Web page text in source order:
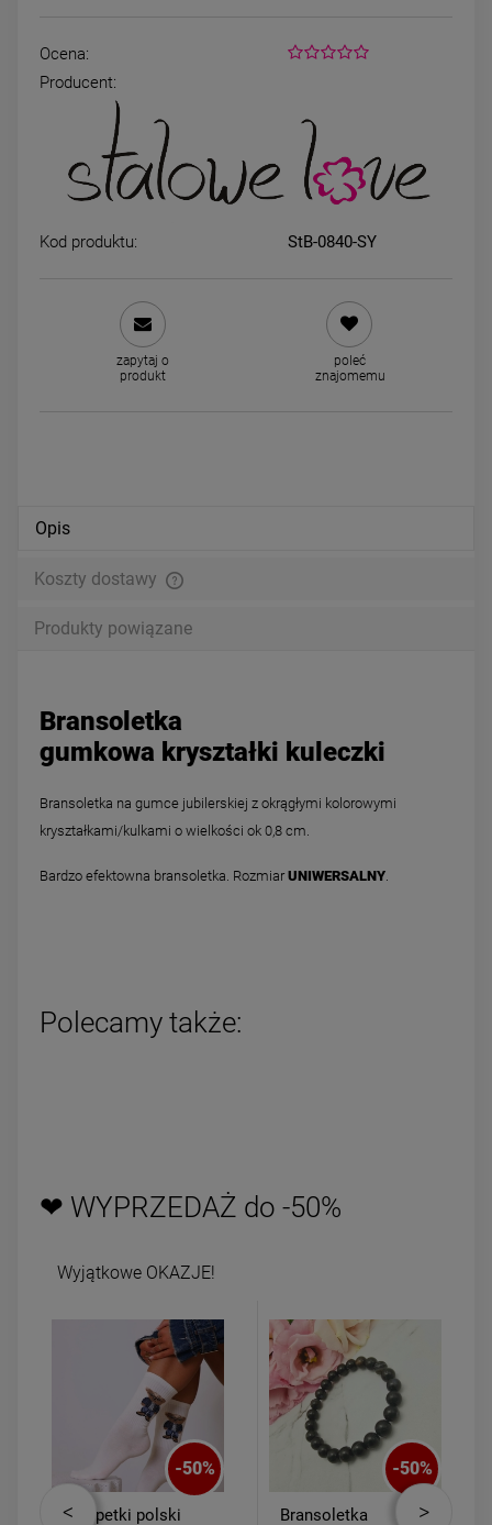
kamienie naturalne
gumkowa HEMATYT AGAT
czarna
49,00 zł
Kolczyki STAL
kryształki czerwone 0,4
24,00 zł
Ocena:
Producent:
Kod produktu: StB-0840-SY
zapytaj o
produkt
poleć
znajomemu
Opis
Koszty dostawy
Produkty powiązane
Bransoletka
gumkowa kryształki kuleczki
Bransoletka na gumce jubilerskiej z okrągłymi kolorowymi
kryształkami/kulkami o wielkości ok 0,8 cm.
Bardzo efektowna bransoletka. Rozmiar UNIWERSALNY
Polecamy także:
❤ WYPRZEDAŻ do -50%
Wyjątkowe OKAZJE!
-50%
Skarpetki polski
-50%
Bransoletka